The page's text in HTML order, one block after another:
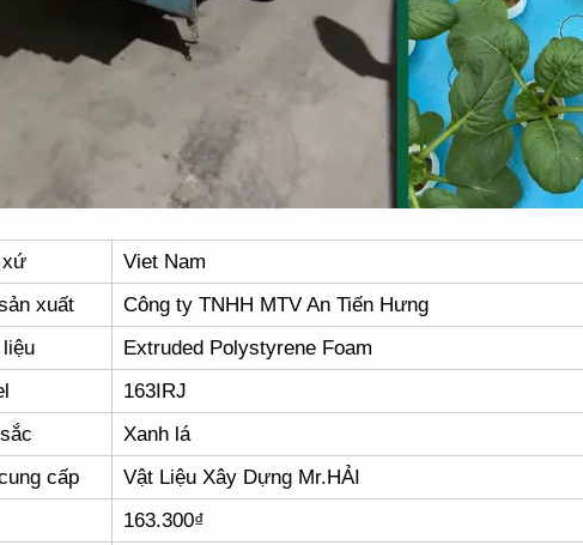
xứ
Viet Nam
xuất
Công ty TNHH MTV An Tiến Hưng
Extruded Polystyrene Foam
163IRJ
Xanh lá
cấp
Vật Liệu Xây Dựng Mr.HẢI
163.300₫